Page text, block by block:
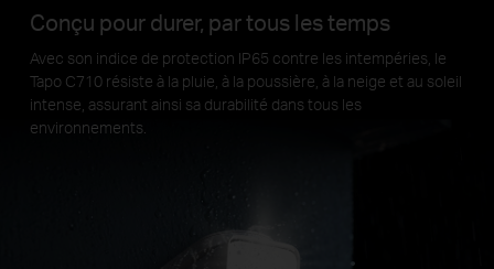
Conçu pour durer, par tous les temps
Avec son indice de protection IP65 contre les intempéries, le
Tapo C710 résiste à la pluie, à la poussière, à la neige et au soleil
intense, assurant ainsi sa durabilité dans tous les
environnements.